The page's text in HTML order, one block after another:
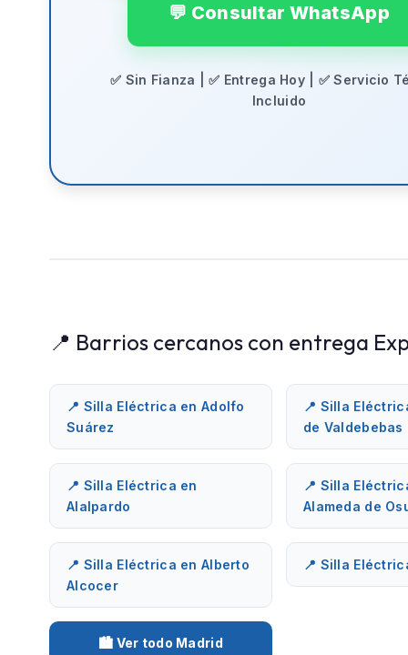
💬 Consultar WhatsApp
✅ Sin Fianza | ✅ Entrega Hoy | ✅ Servicio
Incluido
📍 Barrios cercanos con entrega
📍 Silla Eléctrica en Adolfo
Suárez
📍 Silla
de Valdebebas
📍 Silla Eléctrica en
Alalpardo
📍 Silla
Alameda de
📍 Silla Eléctrica en Alberto
Alcocer
📍 Silla
🏙️ Ver todo Madrid